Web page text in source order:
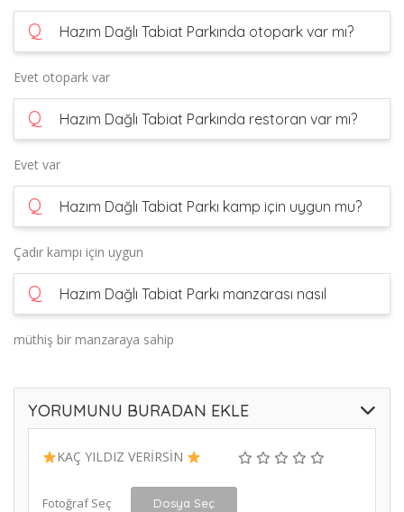
Q Hazım Dağlı Tabiat Parkında otopark var mı?
Evet otopark var
Q Hazım Dağlı Tabiat Parkında restoran var mı?
Evet var
Q Hazım Dağlı Tabiat Parkı kamp için uygun mu?
Çadır kampı için uygun
Q Hazım Dağlı Tabiat Parkı manzarası nasıl
müthiş bir manzaraya sahip
YORUMUNU BURADAN EKLE
KAÇ YILDIZ VERİRSİN
Fotoğraf Seç Dosya Seç